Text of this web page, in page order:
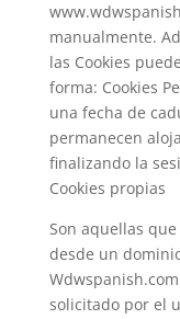
manualmente.
las Cookies
forma: Cookies
una fecha de
permanecen
finalizando la
Cookies propias
Son aquellas
desde un
solicitado por el